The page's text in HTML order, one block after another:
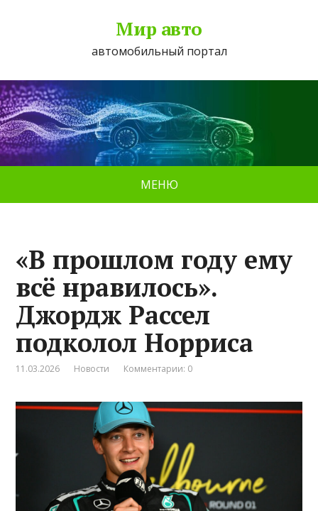
Мир авто
автомобильный портал
МЕНЮ
«В прошлом году ему
всё нравилось».
Джордж Рассел
подколол Норриса
11.03.2026 Новости Комментарии: 0